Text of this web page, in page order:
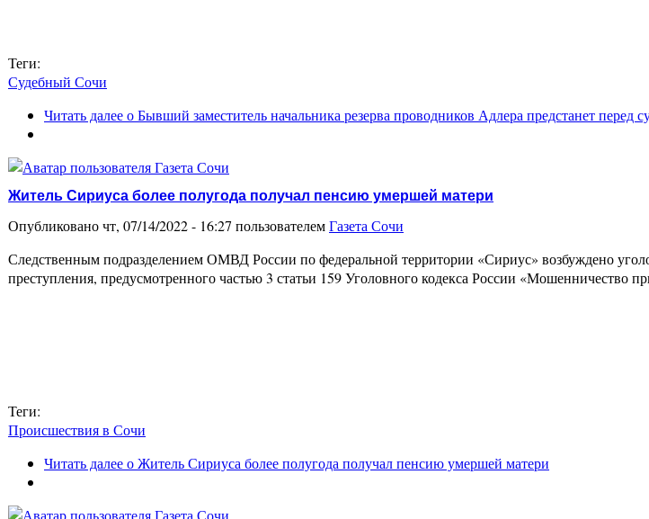
Теги:
Судебный Сочи
Читать далеео Бывший заместитель начальника резерва проводников Адлера предстанет перед
Житель Сириуса более полугода получал пенсию умершей матери
Опубликовано чт, 07/14/2022 - 16:27 пользователемГазета Сочи
Следственным подразделением ОМВД России по федеральной территории «Сириус» возбуждено
преступления, предусмотренного частью 3 статьи 159 Уголовного кодекса России «Мошенничество
Теги:
Происшествия в Сочи
Читать далеео Житель Сириуса более полугода получал пенсию умершей матери